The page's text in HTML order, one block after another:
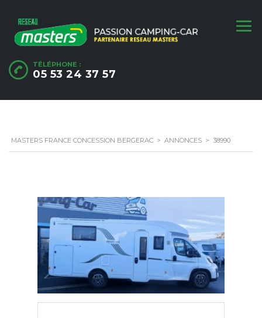
TÉLÉPHONE :
05 53 24 37 57
MASTERS FRANCE CONCESSION BERGERAC > ANNONCES > 38990